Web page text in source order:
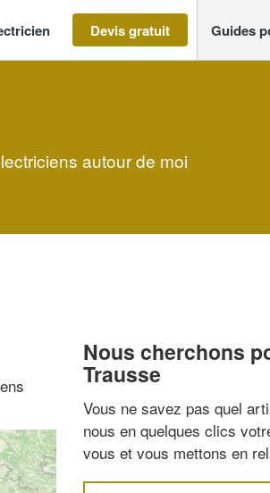
Devis gratuit Guides
autour de moi
Nous cherchons
Trausse
Vous ne savez pas quel
nous en quelques clics
vous et vous mettons en